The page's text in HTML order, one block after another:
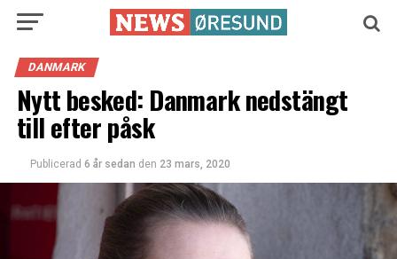
DANMARK
Nytt besked: Danmark nedstängt
till efter påsk
Publicerad 6 år sedan den 23 mars, 2020